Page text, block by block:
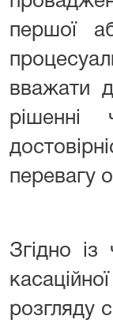
першої
вважати
рішенні
перевагу
Згідно
розгляду